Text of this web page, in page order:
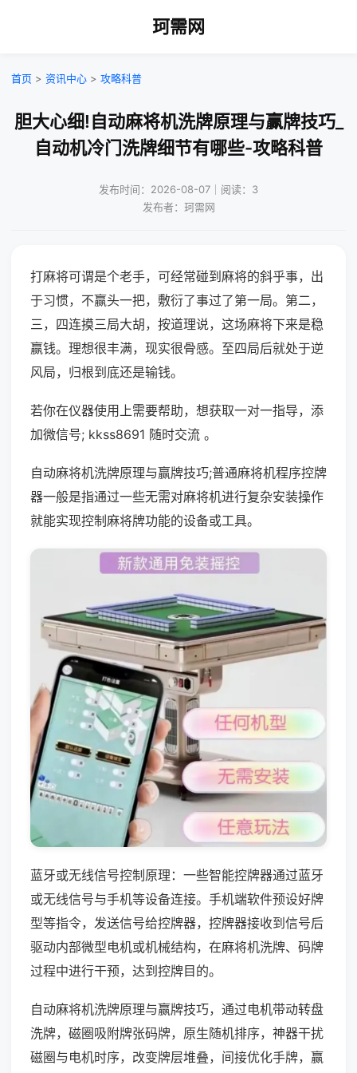
珂需网
首页 > 资讯中心 > 攻略科普
胆大心细!自动麻将机洗牌原理与赢牌技巧_
自动机冷门洗牌细节有哪些-攻略科普
发布时间：2026-08-07｜阅读：3
发布者：珂需网
打麻将可谓是个老手，可经常碰到麻将的斜乎事，出
于习惯，不赢头一把，敷衍了事过了第一局。第二，
三，四连摸三局大胡，按道理说，这场麻将下来是稳
赢钱。理想很丰满，现实很骨感。至四局后就处于逆
风局，归根到底还是输钱。
若你在仪器使用上需要帮助，想获取一对一指导，添
加微信号; kkss8691 随时交流 。
自动麻将机洗牌原理与赢牌技巧;普通麻将机程序控牌
器一般是指通过一些无需对麻将机进行复杂安装操作
就能实现控制麻将牌功能的设备或工具。
蓝牙或无线信号控制原理：一些智能控牌器通过蓝牙
或无线信号与手机等设备连接。手机端软件预设好牌
型等指令，发送信号给控牌器，控牌器接收到信号后
驱动内部微型电机或机械结构，在麻将机洗牌、码牌
过程中进行干预，达到控牌目的。
自动麻将机洗牌原理与赢牌技巧，通过电机带动转盘
洗牌，磁圈吸附牌张码牌，原生随机排序，神器干扰
磁圈与电机时序，改变牌层堆叠，间接优化手牌，赢